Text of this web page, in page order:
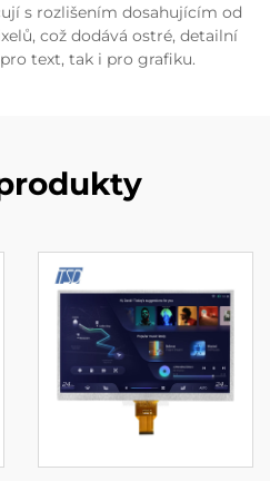
s rozlišením dosahujícím od
což dodává ostré, detailní
text, tak i pro grafiku.